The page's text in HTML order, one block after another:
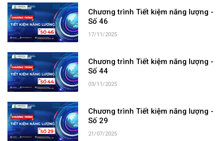
Chương trình Tiết kiệm năng lượng -
Số 46
17/11/2025
Chương trình Tiết kiệm năng lượng -
Số 44
03/11/2025
Chương trình Tiết kiệm năng lượng -
Số 29
21/07/2025